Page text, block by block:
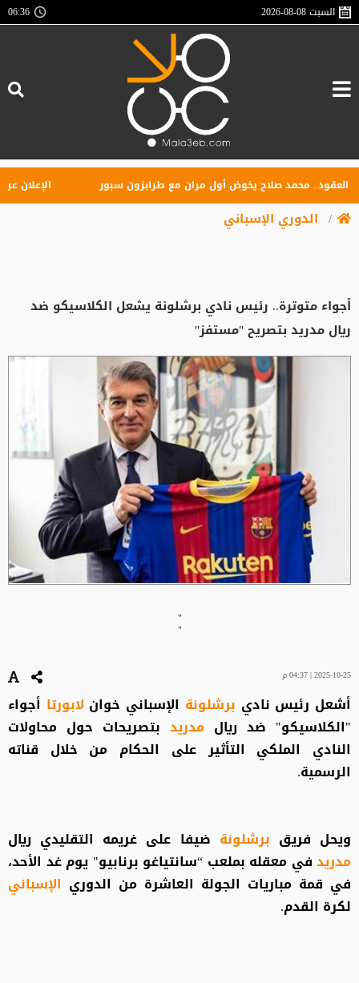
السبت2026-08-08
06:36
محمد صلاح يخوض أول مران مع طرابزون سبور الإعلان عن
الدوري الإسباني
أجواء متوترة.. رئيس نادي برشلونة يشعل الكلاسيكو ضد
ريال مدريد بتصريح "مستفز"
"
"
2025-10-25 | 04:37 م
أشعل رئيس نادي برشلونة الإسباني خوان لابورتا أجواء
"الكلاسيكو" ضد ريال مدريد بتصريحات حول محاولات
النادي الملكي التأثير على الحكام من خلال قناته
الرسمية.
ويحل فريق برشلونة ضيفا على غريمه التقليدي ريال
مدريدفي معقله بملعب “سانتياغو برنابيو" يوم غد الأحد،
في قمة مباريات الجولة العاشرة من الدوري الإسباني
لكرة القدم.